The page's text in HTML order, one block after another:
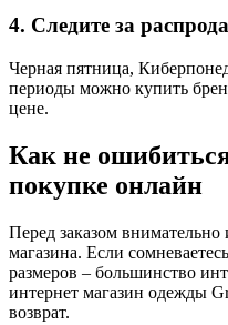
4. Следите за
Черная пятница,
периоды можно купить
цене.
Как не
покупке онлайн
Перед заказом внимательно
магазина. Если
размеров – большинство
интернет магазин одежды
возврат.